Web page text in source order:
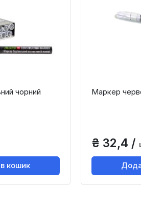
чорний
кошик
Маркер
₴ 32,4 /